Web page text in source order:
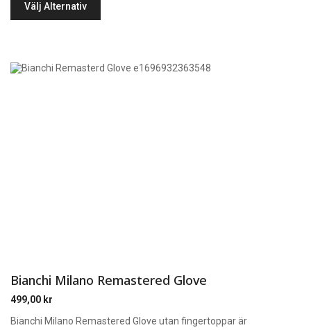
Välj Alternativ
Bianchi Milano Remastered Glove
499,00 kr
Bianchi Milano Remastered Glove utan fingertoppar är